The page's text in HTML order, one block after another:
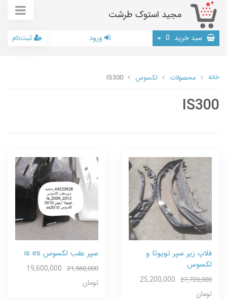
مجید استوک طرشت
سبد خرید 0 ورود ثبت‌نام
خانه محصولات لکسوس IS300
IS300
فلاپ زیر سپر تویوتا و
لکسوس
27,720,000
25,200,000
تومان
سپر عقب لکسوس is es
21,560,000
19,600,000
تومان